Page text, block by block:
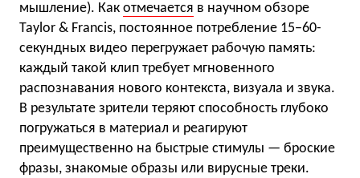
мышление). Как отмечается в научном обзоре
Taylor & Francis, постоянное потребление 15−60-
секундных видео перегружает рабочую память:
каждый такой клип требует мгновенного
распознавания нового контекста, визуала и звука.
В результате зрители теряют способность глубоко
погружаться в материал и реагируют
преимущественно на быстрые стимулы — броские
фразы, знакомые образы или вирусные треки.